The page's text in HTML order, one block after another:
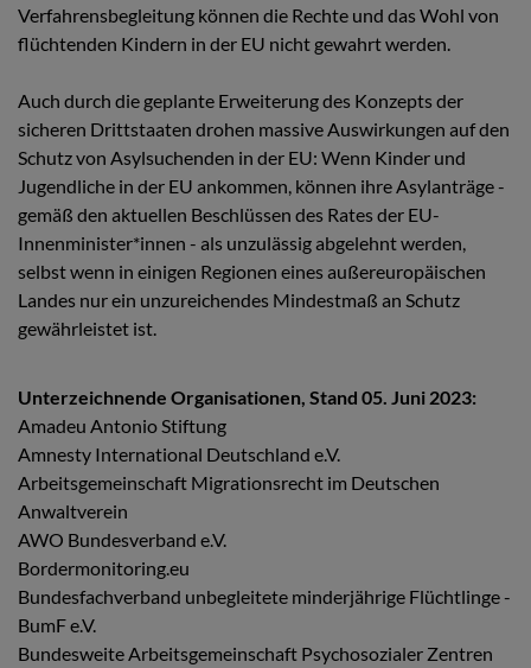
Verfahrensbegleitung können die Rechte und das Wohl von
flüchtenden Kindern in der EU nicht gewahrt werden.
Auch durch die geplante Erweiterung des Konzepts der
sicheren Drittstaaten drohen massive Auswirkungen auf den
Schutz von Asylsuchenden in der EU: Wenn Kinder und
Jugendliche in der EU ankommen, können ihre Asylanträge -
gemäß den aktuellen Beschlüssen des Rates der EU-
Innenminister*innen - als unzulässig abgelehnt werden,
selbst wenn in einigen Regionen eines außereuropäischen
Landes nur ein unzureichendes Mindestmaß an Schutz
gewährleistet ist.
Unterzeichnende Organisationen, Stand 05. Juni 2023:
Amadeu Antonio Stiftung
Amnesty International Deutschland e.V.
Arbeitsgemeinschaft Migrationsrecht im Deutschen
Anwaltverein
AWO Bundesverband e.V.
Bordermonitoring.eu
Bundesfachverband unbegleitete minderjährige Flüchtlinge -
BumF e.V.
Bundesweite Arbeitsgemeinschaft Psychosozialer Zentren